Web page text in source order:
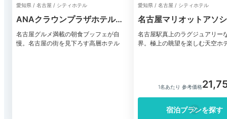
愛知県 / 名古屋 / シティホテル
ANAクラウンプラザホテルグ
ランコート名古屋
名古屋グルメ満載の朝食ブッフェが自
慢。名古屋の街を見下ろす高層ホテル
愛知県 / 名古屋 / シティホテル
名古屋マリオットアソ
ル
名古屋駅真上のラグジュアリー
界。極上の眺望を楽しむ天空ホ
1名あたり 参考価格
宿泊プランを探す